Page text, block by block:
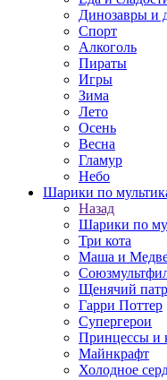
Динозавры и
Спорт
Алкоголь
Пираты
Игры
Зима
Лето
Осень
Весна
Гламур
Небо
Шарики по
Назад
Шарики по
Три кота
Маша и
Щенячий
Гарри Поттер
Супергерои
Принцессы и
Майнкрафт
Холодное